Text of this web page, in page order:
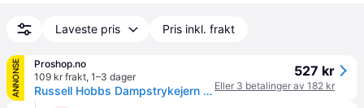
Laveste pris Pris inkl. frakt
ANNONSE
Proshop.no
109 kr frakt, 1–3 dager
Russell Hobbs Dampstrykejern One Temperature
527 kr
Eller 3 betalinger av 182 kr